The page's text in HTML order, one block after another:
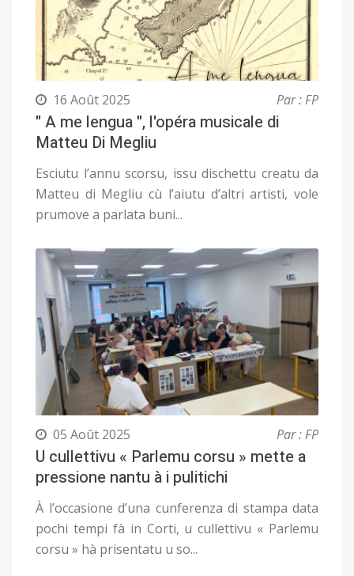
16 Août 2025 Par : FP
" A me lengua ", l'opéra musicale di
Matteu Di Megliu
Esciutu l’annu scorsu, issu dischettu creatu da
Matteu di Megliu cù l’aiutu d’altri artisti, vole
prumove a parlata buni...
05 Août 2025 Par : FP
U cullettivu « Parlemu corsu » mette a
pressione nantu à i pulitichi
À l’occasione d’una cunferenza di stampa data
pochi tempi fà in Corti, u cullettivu « Parlemu
corsu » hà prisentatu u so...